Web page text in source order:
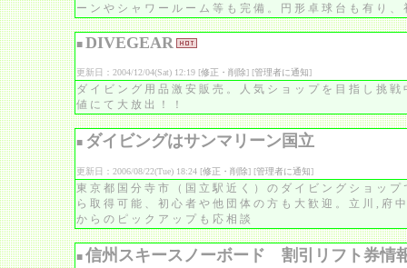
ーンやシャワールーム等も完備。円形卓球台も有り
■ DIVEGEAR
更新日：2004/12/04(Sat) 12:19 [修正・削除] [管理者に通知]
ダイビング用品激安販売。人気ショップを目指し挑
値にて大放出！！
■ ダイビングはサンマリーン国立
更新日：2006/08/22(Tue) 18:24 [修正・削除] [管理者に通知]
東京都国分寺市（国立駅近く）のダイビングショッ
ら取得可能、初心者や他団体の方も大歓迎。立川,
からのピックアップも応相談
■ 信州スキースノーボード 割引リフト券情